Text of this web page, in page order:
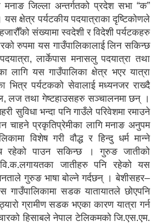
मनाङ जिल्ला अन्तर्गतको प्रदेश सभा “क”
यस क्षेत्र पर्यटकीय पदयात्राका दृष्टिकोणले
संख्यामा स्वदेशी र विदेशी पर्यटकहरु
रुपमा यस गाउँपालिकालाई लिन सकिन्छ
लार्केपास मनासलु पदयात्रा तथा
लागि यस गाउँपालिका क्षेत्र भएर यात्रा
भित्र पर्यटकको सेवालाई मध्यनजर राख्दै
लज तथा गेष्टहाउसहरु सञ्चालनमा छन् ।
सुविधा भन्दा पनि गाउँले परिवेशमा रमाउने
चाहने प्रकृतिप्रेमीका लागि मनाङ अनुपम
विशेष गरी वौद्ध र हिन्दु धर्म मान्ने
रहेको पाउन सकिन्छ । गुरुङ जातीको
जातीहरु पनि रहेको यस
गुरुङ भाषा बोल्ने गर्दछन् । बेशीसहर–
सडक यातायातले छोएपनि
ग्रामीण सडक भएका कारण यात्रा गर्न
हिसाबले नेपाल टेलिकमको जि.एस.एम.